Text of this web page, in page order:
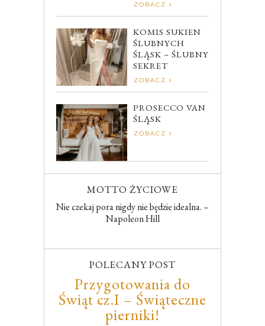
ZOBACZ
KOMIS SUKIEN
ŚLUBNYCH
ŚLĄSK – ŚLUBNY
SEKRET
ZOBACZ
PROSECCO VAN
ŚLĄSK
ZOBACZ
MOTTO ŻYCIOWE
Nie czekaj pora nigdy nie będzie idealna. –
Napoleon Hill
POLECANY POST
Przygotowania do
Świąt cz.I – Świąteczne
pierniki!